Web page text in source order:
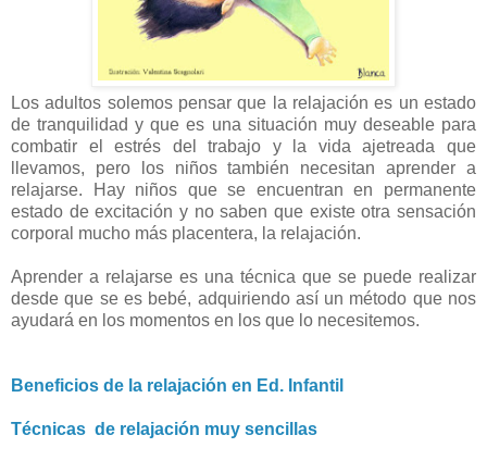
Los adultos solemos pensar que la relajación es un estado
de tranquilidad y que es una situación muy deseable para
combatir el estrés del trabajo y la vida ajetreada que
llevamos, pero los niños también necesitan aprender a
relajarse. Hay niños que se encuentran en permanente
estado de excitación y no saben que existe otra sensación
corporal mucho más placentera, la relajación.
Aprender a relajarse es una técnica que se puede realizar
desde que se es bebé, adquiriendo así un método que nos
ayudará en los momentos en los que lo necesitemos.
Beneficios de la relajación en Ed. Infantil
Técnicas de relajación muy sencillas